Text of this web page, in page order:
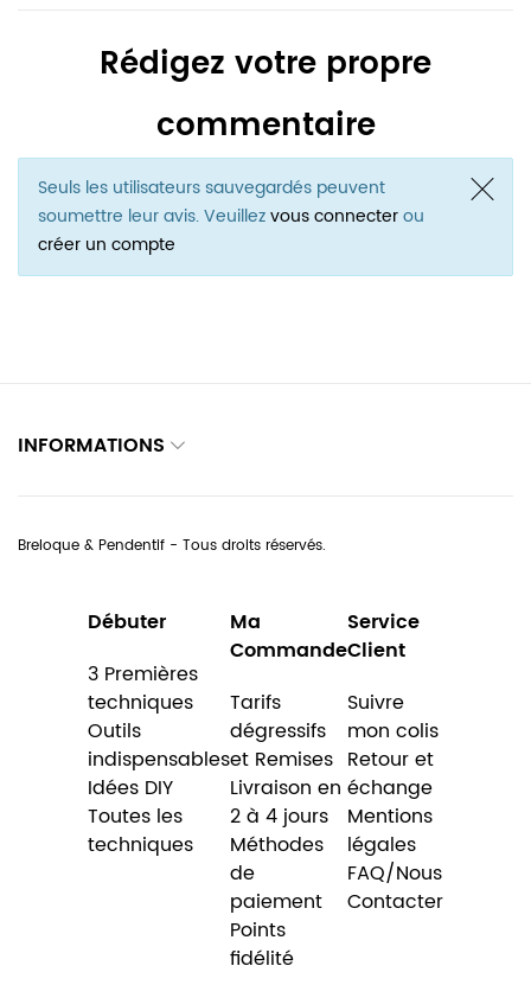
Rédigez votre propre
commentaire
Seuls les utilisateurs sauvegardés peuvent
soumettre leur avis. Veuillezvous connecterou
créer un compte
INFORMATIONS
Breloque & Pendentif - Tous droits réservés.
Débuter
3 Premières
techniques
Outils
indispensables
Idées DIY
Toutes les
techniques
Ma
Commande
Tarifs
dégressifs
et Remises
Livraison en
2 à 4 jours
Méthodes
de
paiement
Points
fidélité
Service
Client
Suivre
mon colis
Retour et
échange
Mentions
légales
FAQ/Nous
Contacter